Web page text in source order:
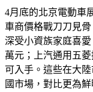
4月底的北京電動車
車商價格戰刀刀見
深受小資族家庭喜愛
萬元；上汽通用五
可入手。這些在大
國市場，對比更為